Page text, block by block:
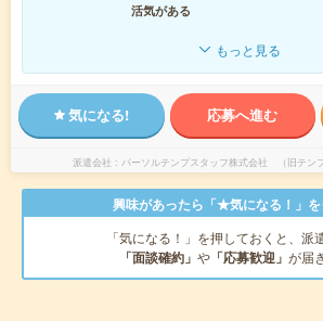
活気がある
もっと見る
気になる! 応募へ進む
派遣会社 パーソルテンプスタッフ株式会社 （旧テン
興味があったら「★気になる！」を
「気になる！」を押しておくと、派
「面談確約」 や 「応募歓迎」 が届